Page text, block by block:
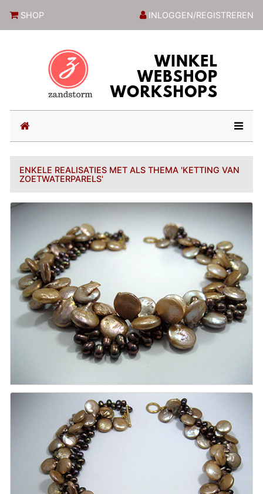
SHOP INLOGGEN/REGISTREREN
(current)
ENKELE REALISATIES MET ALS THEMA 'KETTING VAN
ZOETWATERPARELS'